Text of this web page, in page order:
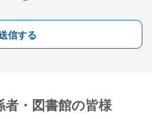
信する
者・図書館の皆様